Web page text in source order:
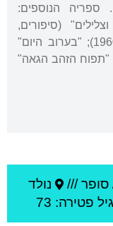
עץ ההדר", שהופיעה כספר ב-1931. ספריה הנוספים:
1936); "צללים וצלילים" (סיפורים,
1959); "החיצים ממך והלאה" (רומן, 1960); "בערוב היום"
בשם "תפוח הזהב הגאה"
סופר ///
נולד
פטירה: 73